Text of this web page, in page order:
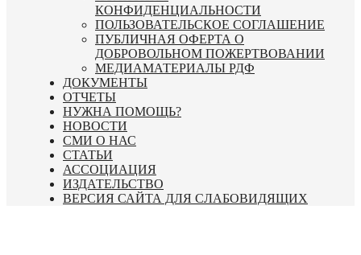
КОНФИДЕНЦИАЛЬНОСТИ
ПОЛЬЗОВАТЕЛЬСКОЕ СОГЛАШЕНИЕ
ПУБЛИЧНАЯ ОФЕРТА О
ДОБРОВОЛЬНОМ ПОЖЕРТВОВАНИИ
МЕДИАМАТЕРИАЛЫ РДФ
ДОКУМЕНТЫ
ОТЧЕТЫ
НУЖНА ПОМОЩЬ?
НОВОСТИ
СМИ О НАС
СТАТЬИ
АССОЦИАЦИЯ
ИЗДАТЕЛЬСТВО
ВЕРСИЯ САЙТА ДЛЯ СЛАБОВИДЯЩИХ